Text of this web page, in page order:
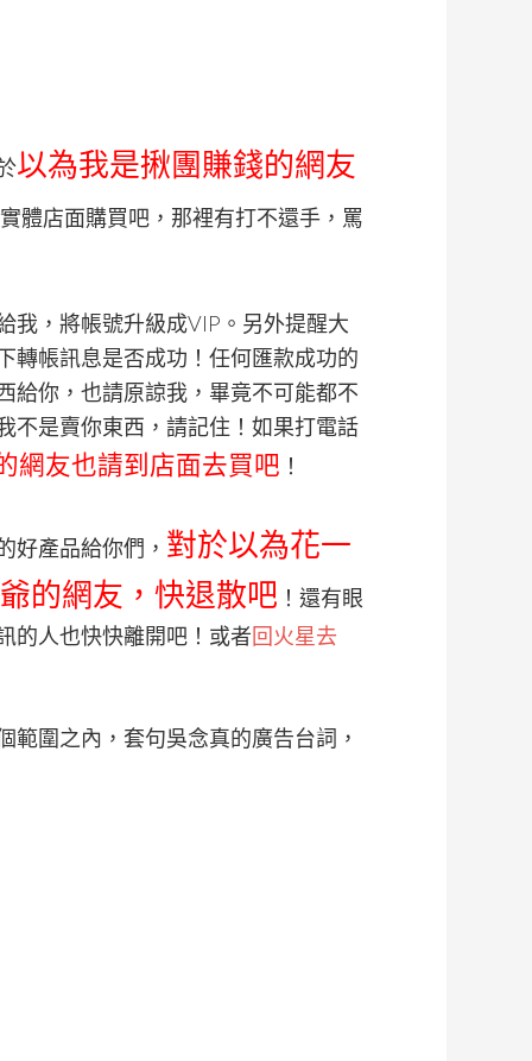
以為我是揪團賺錢的網友
體店面購買吧，那裡有打不還手，罵
我，將帳號升級成VIP。另外提醒大
轉帳訊息是否成功！任何匯款成功的
給你，也請原諒我，畢竟不可能都不
不是賣你東西，請記住！如果打電話
網友也請到店面去買吧 ！
好產品給你們， 對於以為花一
的網友，快退散吧 ！還有眼
的人也快快離開吧！或者回火星去
圍之內，套句吳念真的廣告台詞，